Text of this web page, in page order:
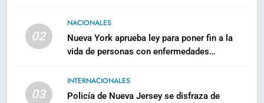
02
NACIONALES
Nueva York aprueba ley para poner fin a la
vida de personas con enfermedades
03
INTERNACIONALES
Policía de Nueva Jersey se disfraza de